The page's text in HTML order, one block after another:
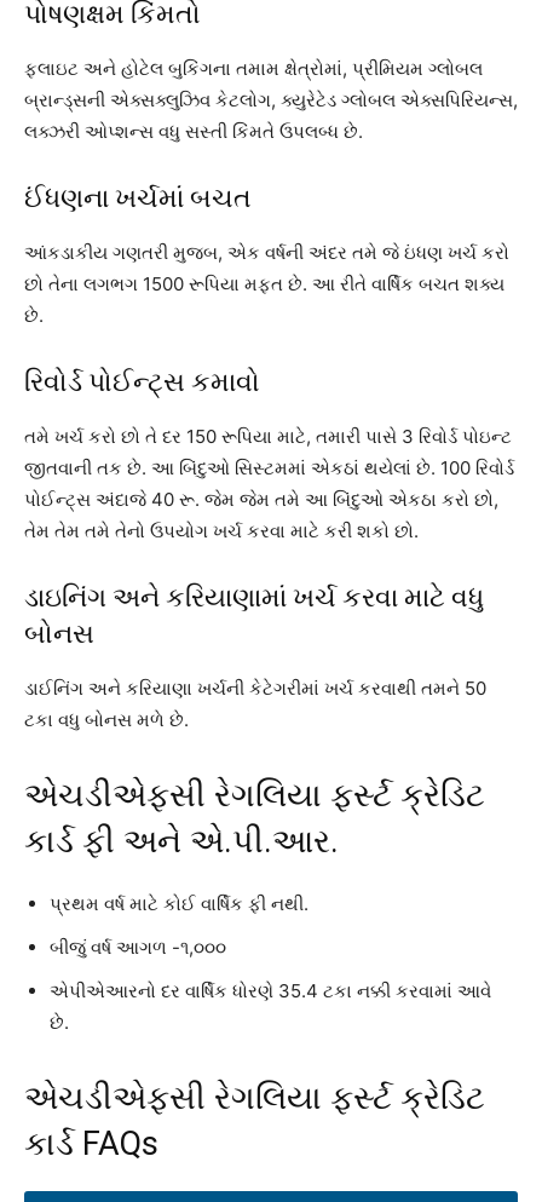
પોષણક્ષમ કિંમતો
ફ્લાઇટ અને હોટેલ બુકિંગના તમામ ક્ષેત્રોમાં, પ્રીમિયમ ગ્લોબલ
બ્રાન્ડ્સની એક્સક્લુઝિવ કેટલોગ, ક્યુરેટેડ ગ્લોબલ એક્સપિરિયન્સ,
લક્ઝરી ઓપ્શન્સ વધુ સસ્તી કિંમતે ઉપલબ્ધ છે.
ઈંધણના ખર્ચમાં બચત
આંકડાકીય ગણતરી મુજબ, એક વર્ષની અંદર તમે જે ઇંધણ ખર્ચ કરો
છો તેના લગભગ 1500 રૂપિયા મફત છે. આ રીતે વાર્ષિક બચત શક્ય
છે.
રિવોર્ડ પોઈન્ટ્સ કમાવો
તમે ખર્ચ કરો છો તે દર 150 રૂપિયા માટે, તમારી પાસે 3 રિવોર્ડ પોઇન્ટ
જીતવાની તક છે. આ બિંદુઓ સિસ્ટમમાં એકઠાં થયેલાં છે. 100 રિવોર્ડ
પોઈન્ટ્સ અંદાજે 40 રૂ. જેમ જેમ તમે આ બિંદુઓ એકઠા કરો છો,
તેમ તેમ તમે તેનો ઉપયોગ ખર્ચ કરવા માટે કરી શકો છો.
ડાઇનિંગ અને કરિયાણામાં ખર્ચ કરવા માટે વધુ
બોનસ
ડાઈનિંગ અને કરિયાણા ખર્ચની કેટેગરીમાં ખર્ચ કરવાથી તમને 50
ટકા વધુ બોનસ મળે છે.
એચડીએફસી રેગલિયા ફર્સ્ટ ક્રેડિટ
કાર્ડ ફી અને એ.પી.આર.
પ્રથમ વર્ષ માટે કોઈ વાર્ષિક ફી નથી.
બીજું વર્ષ આગળ -૧,૦૦૦
એપીએઆરનો દર વાર્ષિક ધોરણે 35.4 ટકા નક્કી કરવામાં આવે
છે.
એચડીએફસી રેગલિયા ફર્સ્ટ ક્રેડિટ
કાર્ડ FAQs